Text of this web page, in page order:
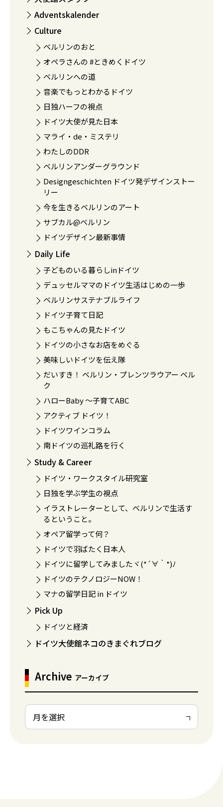
Adventskalender
Culture
ベルリンのおと
オペラさんの #ときめくドイツ
ベルリンへの道
音楽でもっとわかるドイツ
日独ハーフの視点
ドイツ大使が見た日本
マライ・de・ミステリ
わたしのDDR
ベルリンアンダーグラウンド
Designgeschichten ドイツ発デザインストー
リー
今を生きるベルリンのアート
サブカル@ベルリン
ドイツデザイン最新事情
Daily Life
子どものいる暮らしinドイツ
デュッセルママのドイツ生活はじめの一歩
ベルリンサステナブルライフ
ドイツ子育て日記
もこちゃんの見たドイツ
ドイツの小さなお店をめぐる
美味しいドイツを伝え隊
だいすき！ ベルリン・プレンツラウアー ベル
ク
ハローBaby 〜子育てABC
アクティブ ドイツ！
ドイツワインコラム
南ドイツの巡礼路を行く
Study & Career
ドイツ・ワークスタイル研究室
日独を学ぶ学生の視点
イラストレーターとして、ベルリンで生活す
るということ。
オペア留学って何？
ドイツで羽ばたく日本人
ドイツに留学してみましたヾ(*´∀｀*)ﾉ
ドイツのテクノロジーNOW！
マナの留学日記 in ドイツ
Pick Up
ドイツと経済
ドイツ大使館ネコのきまぐれブログ
Archive アーカイブ